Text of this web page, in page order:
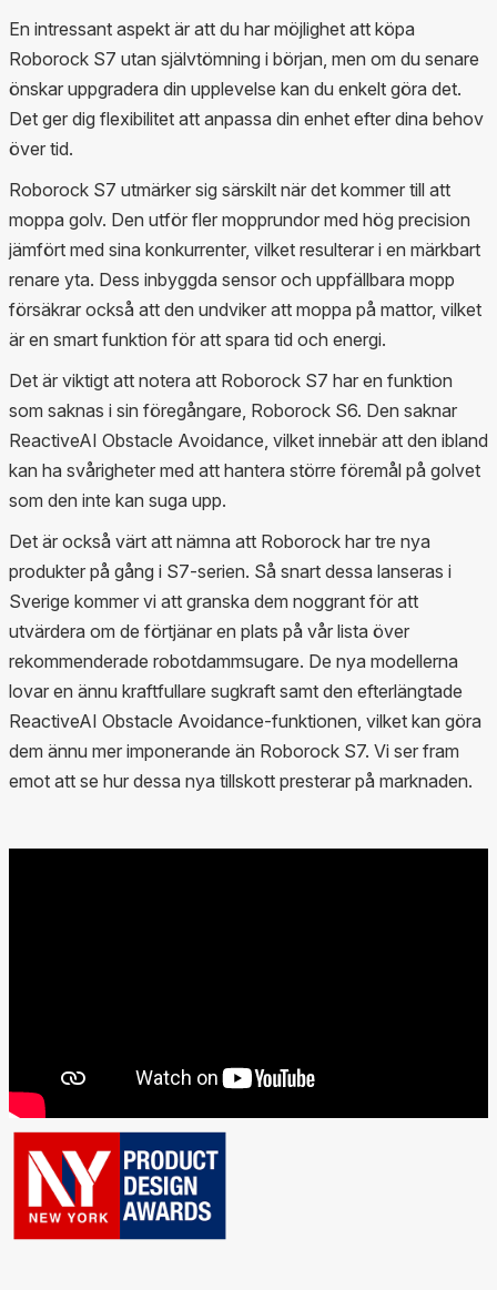
En intressant aspekt är att du har möjlighet att köpa
Roborock S7 utan självtömning i början, men om du senare
önskar uppgradera din upplevelse kan du enkelt göra det.
Det ger dig flexibilitet att anpassa din enhet efter dina behov
över tid.
Roborock S7 utmärker sig särskilt när det kommer till att
moppa golv. Den utför fler mopprundor med hög precision
jämfört med sina konkurrenter, vilket resulterar i en märkbart
renare yta. Dess inbyggda sensor och uppfällbara mopp
försäkrar också att den undviker att moppa på mattor, vilket
är en smart funktion för att spara tid och energi.
Det är viktigt att notera att Roborock S7 har en funktion
som saknas i sin föregångare, Roborock S6. Den saknar
ReactiveAI Obstacle Avoidance, vilket innebär att den ibland
kan ha svårigheter med att hantera större föremål på golvet
som den inte kan suga upp.
Det är också värt att nämna att Roborock har tre nya
produkter på gång i S7-serien. Så snart dessa lanseras i
Sverige kommer vi att granska dem noggrant för att
utvärdera om de förtjänar en plats på vår lista över
rekommenderade robotdammsugare. De nya modellerna
lovar en ännu kraftfullare sugkraft samt den efterlängtade
ReactiveAI Obstacle Avoidance-funktionen, vilket kan göra
dem ännu mer imponerande än Roborock S7. Vi ser fram
emot att se hur dessa nya tillskott presterar på marknaden.